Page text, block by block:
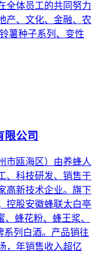
全体员工的共同努力
产、文化、金融、农
薯种子系列、变性
限公司
市瓯海区）由养蜂人
、科技研发、销售于
高新技术企业。旗下
控股安徽蜂联太白亭
蜂花粉、蜂王浆、
系列白酒。产品销往
，年销售收入超亿